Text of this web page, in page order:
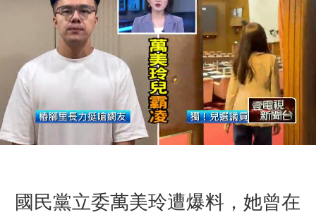
國民黨立委萬美玲遭爆料，她曾在